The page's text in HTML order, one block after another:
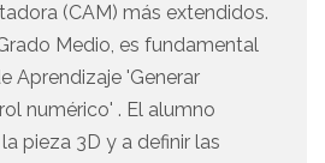
(CAM) más extendidos.
Medio, es fundamental
Aprendizaje 'Generar
numérico' . El alumno
pieza 3D y a definir las